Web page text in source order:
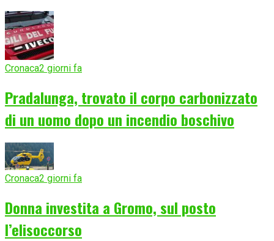
Cronaca2 giorni fa
Pradalunga, trovato il corpo carbonizzato
di un uomo dopo un incendio boschivo
Cronaca2 giorni fa
Donna investita a Gromo, sul posto
l’elisoccorso